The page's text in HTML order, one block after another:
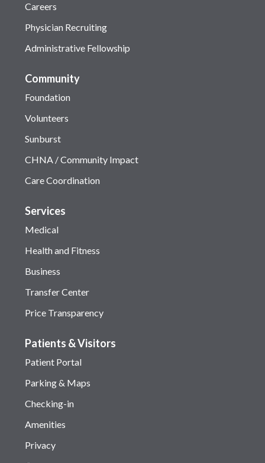
Careers
Physician Recruiting
Administrative Fellowship
Community
Foundation
Volunteers
Sunburst
CHNA / Community Impact
Care Coordination
Services
Medical
Health and Fitness
Business
Transfer Center
Price Transparency
Patients & Visitors
Patient Portal
Parking & Maps
Checking-in
Amenities
Privacy